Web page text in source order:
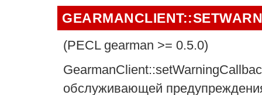
(PECL gearman >= 0.5.0)
обслуживающей